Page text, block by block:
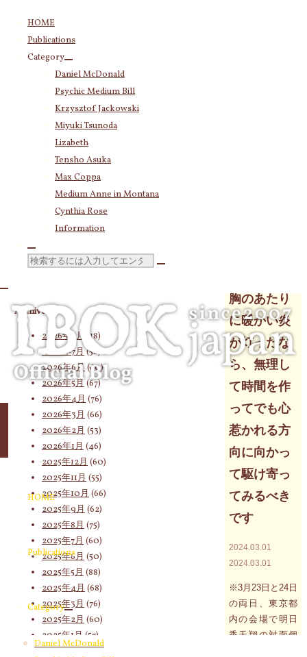
HOME
Publications
Category
Daniel McDonald
Psychic Medium Bill
Krzysztof Jackowski
Miyuki Tsunoda
Lizabeth
Tensho Asuka
Max Coppa
Medium Anne in Montana
Cynthia Rose
Information
検
象:
HOME
Publications
Category
Daniel McDonald
胸のあたり
に暖かい炎
が灯ったな
ら、無理し
て時間を作
ってでも心
惹かれる方
向に向かっ
て駆け寄っ
てみるべき
です
2024.03.01
2024.03.01
※3月23日と24日
の両日、東京都
内の会場で明日
香天翔の対面個
Daniel McDonald (243)
Psychic Medium Bill
Katherine
Krzysztof Jackowski
Miyuki Tsunoda(2,921)
Lizabeth(255)
Tensho Asuka(3,029)
Amanda Coppa(210)
Max Coppa(403)
Cynthia Rose(4)
Archives
2026年8月
(18)
2026年7月(58)
2026年6月 (60)
2026年5月(67)
2026年4月 (76)
2026年3月 (66)
2026年2月 (53)
2026年1月 (46)
2025年12月 (60)
2025年11月 (55)
2025年10月 (66)
2025年9月 (62)
2025年8月 (75)
2025年7月 (60)
2025年6月 (50)
2025年5月 (88)
2025年4月 (68)
2025年3月 (76)
2025年2月 (60)
2025年1月 (57)
2024年12月(82)